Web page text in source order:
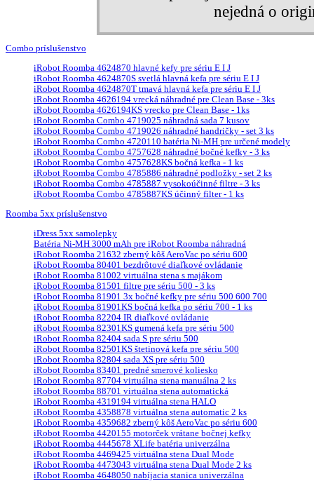
nejedná o
Combo príslušenstvo
iRobot Roomba 4624870 hlavné kefy pre sériu E I J
iRobot Roomba 4624870S svetlá hlavná kefa pre sériu E I J
iRobot Roomba 4624870T tmavá hlavná kefa pre sériu E I J
iRobot Roomba 4626194 vrecká náhradné pre Clean Base - 3ks
iRobot Roomba 4626194KS vrecko pre Clean Base - 1ks
iRobot Roomba Combo 4719025 náhradná sada 7 kusov
iRobot Roomba Combo 4719026 náhradné handričky - set 3 ks
iRobot Roomba Combo 4720110 batéria Ni-MH pre určené modely
iRobot Roomba Combo 4757628 náhradné bočné kefky - 3 ks
iRobot Roomba Combo 4757628KS bočná kefka - 1 ks
iRobot Roomba Combo 4785886 náhradné podložky - set 2 ks
iRobot Roomba Combo 4785887 vysokoúčinné filtre - 3 ks
iRobot Roomba Combo 4785887KS účinný filter - 1 ks
Roomba 5xx príslušenstvo
iDress 5xx samolepky
Batéria Ni-MH 3000 mAh pre iRobot Roomba náhradná
iRobot Roomba 21632 zberný kôš AeroVac po sériu 600
iRobot Roomba 80401 bezdrôtové diaľkové ovládanie
iRobot Roomba 81002 virtuálna stena s majákom
iRobot Roomba 81501 filtre pre sériu 500 - 3 ks
iRobot Roomba 81901 3x bočné kefky pre sériu 500 600 700
iRobot Roomba 81901KS bočná kefka po sériu 700 - 1 ks
iRobot Roomba 82204 IR diaľkové ovládanie
iRobot Roomba 82301KS gumená kefa pre sériu 500
iRobot Roomba 82404 sada S pre sériu 500
iRobot Roomba 82501KS štetinová kefa pre sériu 500
iRobot Roomba 82804 sada XS pre sériu 500
iRobot Roomba 83401 predné smerové koliesko
iRobot Roomba 87704 virtuálna stena manuálna 2 ks
iRobot Roomba 88701 virtuálna stena automatická
iRobot Roomba 4319194 virtuálna stena HALO
iRobot Roomba 4358878 virtuálna stena automatic 2 ks
iRobot Roomba 4359682 zberný kôš AeroVac po sériu 600
iRobot Roomba 4420155 motorček vrátane bočnej kefky
iRobot Roomba 4445678 XLife batéria univerzálna
iRobot Roomba 4469425 virtuálna stena Dual Mode
iRobot Roomba 4473043 virtuálna stena Dual Mode 2 ks
iRobot Roomba 4648050 nabíjacia stanica univerzálna